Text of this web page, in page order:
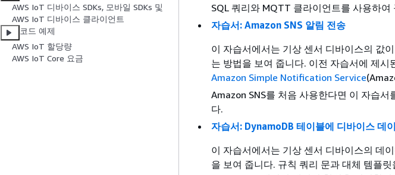
AWS IoT 디바이스 SDKs, 모바일 SDKs 및
AWS IoT 디바이스 클라이언트
코드 예제
AWS IoT 할당량
AWS IoT Core 요금
SQL 쿼리와 MQTT 클라이언트를 사용하
자습서: Amazon SNS 알림 전송
이 자습서에서는 기상 센서 디바이스의 값
는 방법을 보여 줍니다. 이전 자습서에 제시
Amazon Simple Notification Service
Amazon SNS를 처음 사용한다면 이 자습서
다.
자습서: DynamoDB 테이블에 디바이스 데
이 자습서에서는 기상 센서 디바이스의 데
을 보여 줍니다. 규칙 쿼리 문과 대체 템플